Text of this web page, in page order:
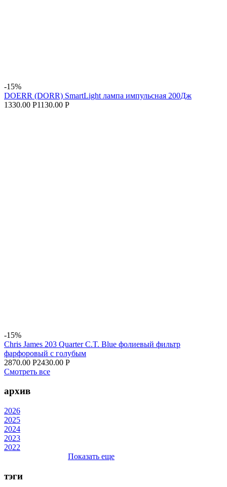
-15%
DOERR (DORR) SmartLight лампа импульсная 200Дж
1330.00 Р1130.00 Р
-15%
Chris James 203 Quarter C.T. Blue фолиевый фильтр
фарфоровый с голубым
2870.00 Р2430.00 Р
Смотреть все
архив
2026
2025
2024
2023
2022
Показать еще
тэги